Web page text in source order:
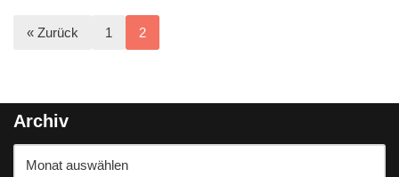
« Zurück 1 2
Archiv